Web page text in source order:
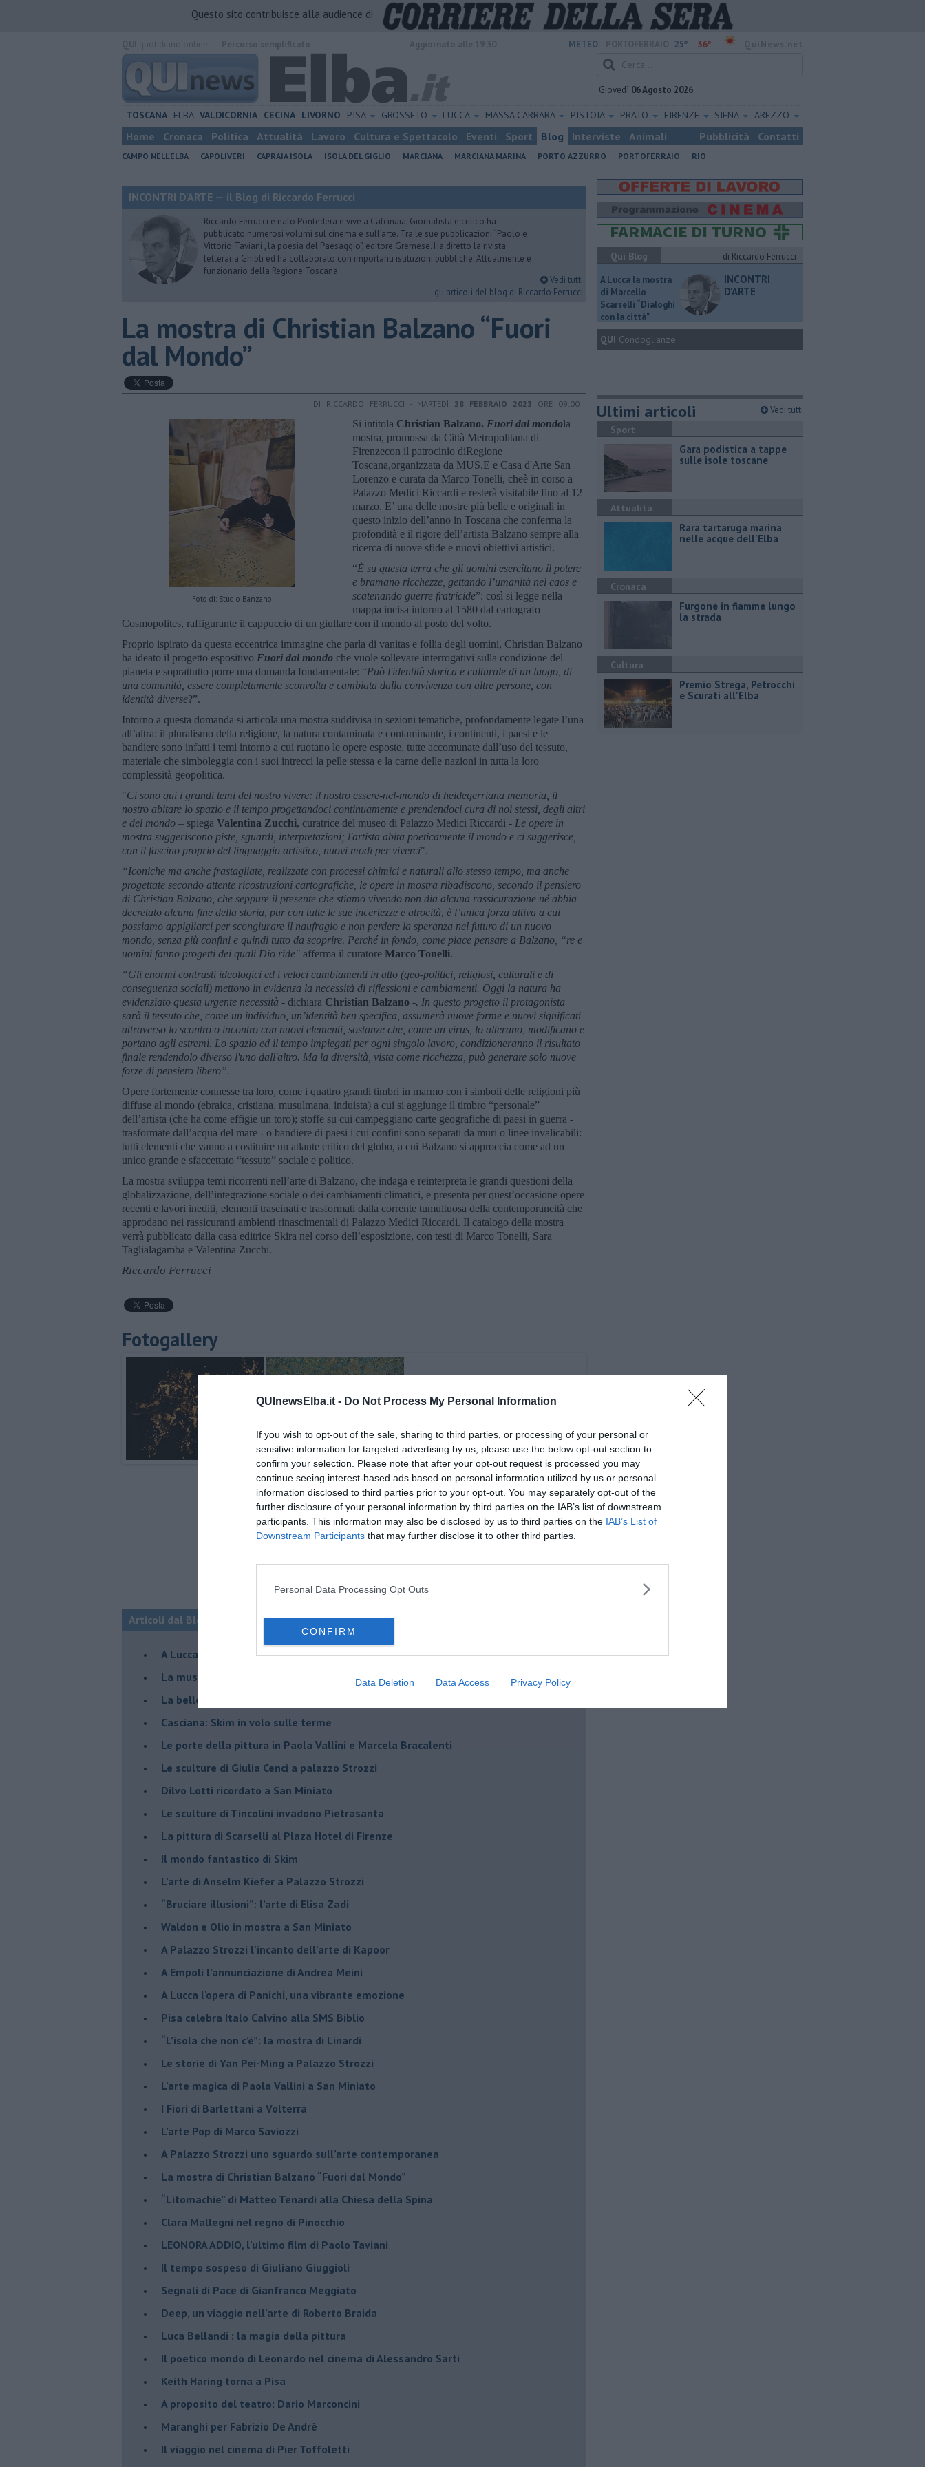
QUInewsElba.it - Do Not Process My Personal Information
If you wish to opt-out of the sale, sharing to third parties, or processing of your personal or
sensitive information for targeted advertising by us, please use the below opt-out section to
confirm your selection. Please note that after your opt-out request is processed you may
continue seeing interest-based ads based on personal information utilized by us or personal
information disclosed to third parties prior to your opt-out. You may separately opt-out of the
further disclosure of your personal information by third parties on the IAB’s list of downstream
participants. This information may also be disclosed by us to third parties on the IAB’s List of
Downstream Participants that may further disclose it to other third parties.
Personal Data Processing Opt Outs
CONFIRM
Data Deletion Data Access Privacy Policy
Questo sito contribuisce alla audience di
METEO: 25° 36°
Giovedì 06 Agosto 2026
TOSCANA ELBA VALDICORNIA CECINA LIVORNO PISA GROSSETO LUCCA MASSA CARRARA PISTOIA PRATO FIRENZE SIENA AREZZO
Home Cronaca Politica Attualità Lavoro Cultura e Spettacolo Eventi Sport Blog Interviste Animali Pubblicità Contatti
CAMPO NELL'ELBA CAPOLIVERI CAPRAIA ISOLA ISOLA DEL GIGLIO MARCIANA MARCIANA MARINA PORTO AZZURRO PORTOFERRAIO RIO
INCONTRI D'ARTE — il Blog di Riccardo Ferrucci
Riccardo Ferrucci è nato Pontedera e vive a Calcinaia. Giornalista e critico ha
pubblicato numerosi volumi sul cinema e sull’arte. Tra le sue pubblicazioni “Paolo e
Vittorio Taviani , la poesia del Paesaggio”, editore Gremese. Ha diretto la rivista
letteraria Ghibli ed ha collaborato con importanti istituzioni pubbliche. Attualmente è
funzionario della Regione Toscana.
Vedi tutti
gli articoli del blog di Riccardo Ferrucci
La mostra di Christian Balzano “Fuori
dal Mondo”
DI RICCARDO FERRUCCI - MARTEDÌ 28 FEBBRAIO 2023 ORE 09:00
Foto di: Studio Banzano
Si intitola Christian Balzano. Fuori dal mondola
mostra, promossa da Città Metropolitana di
Firenzecon il patrocinio diRegione
Toscana,organizzata da MUS.E e Casa d'Arte San
Lorenzo e curata da Marco Tonelli, cheè in corso a
Palazzo Medici Riccardi e resterà visitabile fino al 12
marzo. E’ una delle mostre più belle e originali in
questo inizio dell’anno in Toscana che conferma la
profondità e il rigore dell’artista Balzano sempre alla
ricerca di nuove sfide e nuovi obiettivi artistici.
“È su questa terra che gli uomini esercitano il potere
e bramano ricchezze, gettando l’umanità nel caos e
scatenando guerre fratricide”: così si legge nella
mappa incisa intorno al 1580 dal cartografo
Cosmopolites, raffigurante il cappuccio di un giullare con il mondo al posto del volto.
Proprio ispirato da questa eccentrica immagine che parla di vanitas e follia degli uomini, Christian Balzano
ha ideato il progetto espositivo Fuori dal mondo che vuole sollevare interrogativi sulla condizione del
pianeta e soprattutto porre una domanda fondamentale: “Può l'identità storica e culturale di un luogo, di
una comunità, essere completamente sconvolta e cambiata dalla convivenza con altre persone, con
identità diverse?”.
Intorno a questa domanda si articola una mostra suddivisa in sezioni tematiche, profondamente legate l’una
all’altra: il pluralismo della religione, la natura contaminata e contaminante, i continenti, i paesi e le
bandiere sono infatti i temi intorno a cui ruotano le opere esposte, tutte accomunate dall’uso del tessuto,
materiale che simboleggia con i suoi intrecci la pelle stessa e la carne delle nazioni in tutta la loro
complessità geopolitica.
"Ci sono qui i grandi temi del nostro vivere: il nostro essere-nel-mondo di heidegerriana memoria, il
nostro abitare lo spazio e il tempo progettandoci continuamente e prendendoci cura di noi stessi, degli altri
e del mondo – spiega Valentina Zucchi, curatrice del museo di Palazzo Medici Riccardi - Le opere in
mostra suggeriscono piste, sguardi, interpretazioni; l'artista abita poeticamente il mondo e ci suggerisce,
con il fascino proprio del linguaggio artistico, nuovi modi per viverci".
“Iconiche ma anche frastagliate, realizzate con processi chimici e naturali allo stesso tempo, ma anche
progettate secondo attente ricostruzioni cartografiche, le opere in mostra ribadiscono, secondo il pensiero
di Christian Balzano, che seppure il presente che stiamo vivendo non dia alcuna rassicurazione né abbia
decretato alcuna fine della storia, pur con tutte le sue incertezze e atrocità, è l’unica forza attiva a cui
possiamo appigliarci per scongiurare il naufragio e non perdere la speranza nel futuro di un nuovo
mondo, senza più confini e quindi tutto da scoprire. Perché in fondo, come piace pensare a Balzano, “re e
uomini fanno progetti dei quali Dio ride" afferma il curatore Marco Tonelli.
“Gli enormi contrasti ideologici ed i veloci cambiamenti in atto (geo-politici, religiosi, culturali e di
conseguenza sociali) mettono in evidenza la necessità di riflessioni e cambiamenti. Oggi la natura ha
evidenziato questa urgente necessità - dichiara Christian Balzano -. In questo progetto il protagonista
sarà il tessuto che, come un individuo, un’identità ben specifica, assumerà nuove forme e nuovi significati
attraverso lo scontro o incontro con nuovi elementi, sostanze che, come un virus, lo alterano, modificano e
portano agli estremi. Lo spazio ed il tempo impiegati per ogni singolo lavoro, condizioneranno il risultato
finale rendendolo diverso l'uno dall'altro. Ma la diversità, vista come ricchezza, può generare solo nuove
forze di pensiero libero”.
Opere fortemente connesse tra loro, come i quattro grandi timbri in marmo con i simboli delle religioni più
diffuse al mondo (ebraica, cristiana, musulmana, induista) a cui si aggiunge il timbro “personale”
dell’artista (che ha come effigie un toro); stoffe su cui campeggiano carte geografiche di paesi in guerra -
trasformate dall’acqua del mare - o bandiere di paesi i cui confini sono separati da muri o linee invalicabili:
tutti elementi che vanno a costituire un atlante critico del globo, a cui Balzano si approccia come ad un
unico grande e sfaccettato “tessuto” sociale e politico.
La mostra sviluppa temi ricorrenti nell’arte di Balzano, che indaga e reinterpreta le grandi questioni della
globalizzazione, dell’integrazione sociale o dei cambiamenti climatici, e presenta per quest’occasione opere
recenti e lavori inediti, elementi trascinati e trasformati dalla corrente tumultuosa della contemporaneità che
approdano nei rassicuranti ambienti rinascimentali di Palazzo Medici Riccardi. Il catalogo della mostra
verrà pubblicato dalla casa editrice Skira nel corso dell’esposizione, con testi di Marco Tonelli, Sara
Taglialagamba e Valentina Zucchi.
Riccardo Ferrucci
Fotogallery
Articoli dal Blog “Incontri d'arte” di Riccardo Ferrucci
A Lucca la mostra di Marcello Scarselli “Dialoghi con la città"
​La musica di Nicola Piovani incanta Pisa
​La bellezza resistente di Pier Toffoletti al Teatro Era
​Casciana: Skim in volo sulle terme
​Le porte della pittura in Paola Vallini e Marcela Bracalenti
​Le sculture di Giulia Cenci a palazzo Strozzi
​Dilvo Lotti ricordato a San Miniato
​Le sculture di Tincolini invadono Pietrasanta
La pittura di Scarselli al Plaza Hotel di Firenze
​Il mondo fantastico di Skim
​L’arte di Anselm Kiefer a Palazzo Strozzi
​“Bruciare illusioni”: l’arte di Elisa Zadi
​Waldon e Olio in mostra a San Miniato
​A Palazzo Strozzi l’incanto dell’arte di Kapoor
​A Empoli l’annunciazione di Andrea Meini
A Lucca l’opera di Panichi, una vibrante emozione
Pisa celebra Italo Calvino alla SMS Biblio
“L’isola che non c’è”: la mostra di Linardi
​Le storie di Yan Pei-Ming a Palazzo Strozzi
​L’arte magica di Paola Vallini a San Miniato
​I Fiori di Barlettani a Volterra
​L’arte Pop di Marco Saviozzi
​A Palazzo Strozzi uno sguardo sull’arte contemporanea
La mostra di Christian Balzano “Fuori dal Mondo”
​“Litomachie” di Matteo Tenardi alla Chiesa della Spina
​Clara Mallegni nel regno di Pinocchio
​LEONORA ADDIO, l’ultimo film di Paolo Taviani
Il tempo sospeso di Giuliano Giuggioli
Segnali di Pace di Gianfranco Meggiato
​Deep, un viaggio nell’arte di Roberto Braida
​Luca Bellandi : la magia della pittura
​Il poetico mondo di Leonardo nel cinema di Alessandro Sarti
​Keith Haring torna a Pisa
​A proposito del teatro: Dario Marconcini
Maranghi per Fabrizio De Andrè
​Il viaggio nel cinema di Pier Toffoletti
Qui Blog
di Riccardo Ferrucci
A Lucca la mostra
di Marcello
Scarselli “Dialoghi
con la città"
INCONTRI
D'ARTE
QUI Condoglianze
Ultimi articoli Vedi tutti
Sport
Gara podistica a tappe
sulle isole toscane
Attualità
Rara tartaruga marina
nelle acque dell'Elba
Cronaca
Furgone in fiamme lungo
la strada
Cultura
Premio Strega, Petrocchi
e Scurati all'Elba